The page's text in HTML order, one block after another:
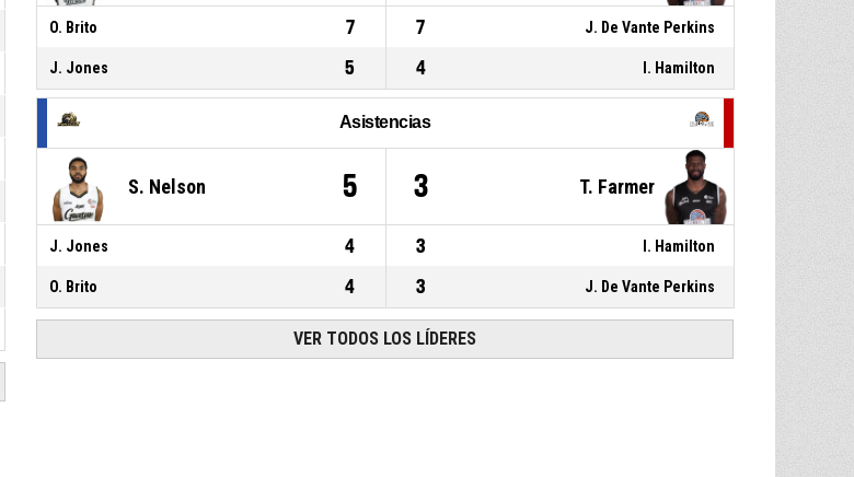
O. Brito 7 7 J. De Vante Perkins
J. Jones 5 4 I. Hamilton
Asistencias
S. Nelson 5 3 T. Farmer
J. Jones 4 3 I. Hamilton
O. Brito 4 3 J. De Vante Perkins
VER TODOS LOS LÍDERES